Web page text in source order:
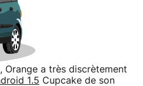
Orange a très discrètement
1.5 Cupcake de son